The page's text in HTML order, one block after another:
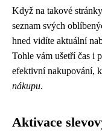
Když na takové
seznam svých
hned vidíte aktuální
Tohle vám ušetří čas i
efektivní nakupování,
nákupu.
Aktivace